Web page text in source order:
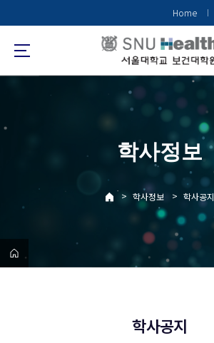
로
메
Home
학사정보
> 학사정보 > 학사공지
학사공지